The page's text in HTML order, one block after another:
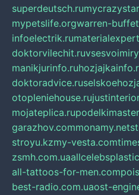
superdeutsch.ru
mypetslife.orgwarren-
infoelectrik.ru
doktorvilechit.ru
manikjurinfo.ru
doktoradvice.ru
otopleniehouse.ru
mojateplica.ru
garazhov.commonamy.net
stroyu.kzmy-vesta.com
zsmh.com.ua
all-tattoos-for-men.com
best-radio.com.uaost-